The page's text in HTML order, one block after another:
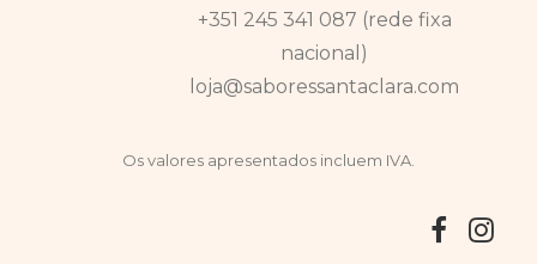
+351 245 341 087 (rede fixa
nacional)
loja@saboressantaclara.com
Os valores apresentados incluem IVA.